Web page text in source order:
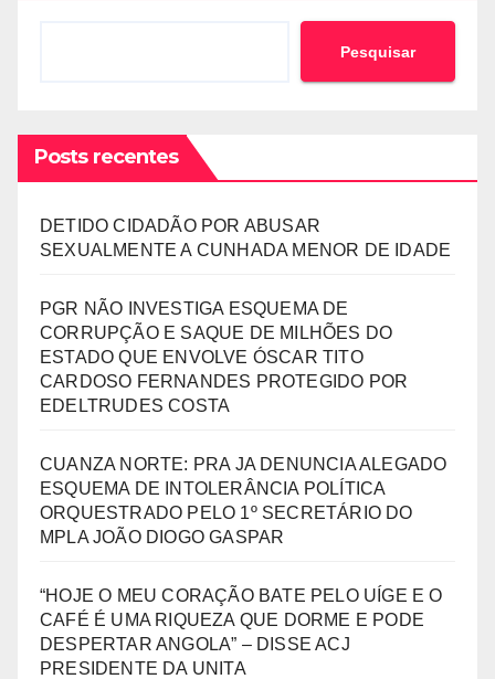
Pesquisar
Posts recentes
DETIDO CIDADÃO POR ABUSAR
SEXUALMENTE A CUNHADA MENOR DE IDADE
PGR NÃO INVESTIGA ESQUEMA DE
CORRUPÇÃO E SAQUE DE MILHÕES DO
ESTADO QUE ENVOLVE ÓSCAR TITO
CARDOSO FERNANDES PROTEGIDO POR
EDELTRUDES COSTA
CUANZA NORTE: PRA JA DENUNCIA ALEGADO
ESQUEMA DE INTOLERÂNCIA POLÍTICA
ORQUESTRADO PELO 1º SECRETÁRIO DO
MPLA JOÃO DIOGO GASPAR
“HOJE O MEU CORAÇÃO BATE PELO UÍGE E O
CAFÉ É UMA RIQUEZA QUE DORME E PODE
DESPERTAR ANGOLA” – DISSE ACJ
PRESIDENTE DA UNITA